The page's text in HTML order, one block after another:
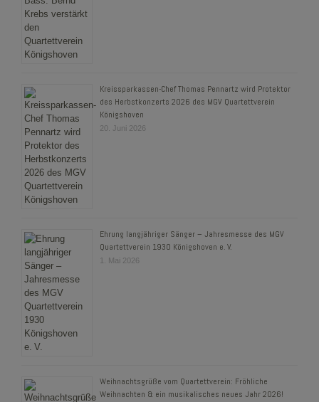
Kreissparkassen-Chef Thomas Pennartz wird Protektor
des Herbstkonzerts 2026 des MGV Quartettverein
Königshoven
20. Juni 2026
Ehrung langjähriger Sänger – Jahresmesse des MGV
Quartettverein 1930 Königshoven e. V.
1. Mai 2026
Weihnachtsgrüße vom Quartettverein: Fröhliche
Weihnachten & ein musikalisches neues Jahr 2026!